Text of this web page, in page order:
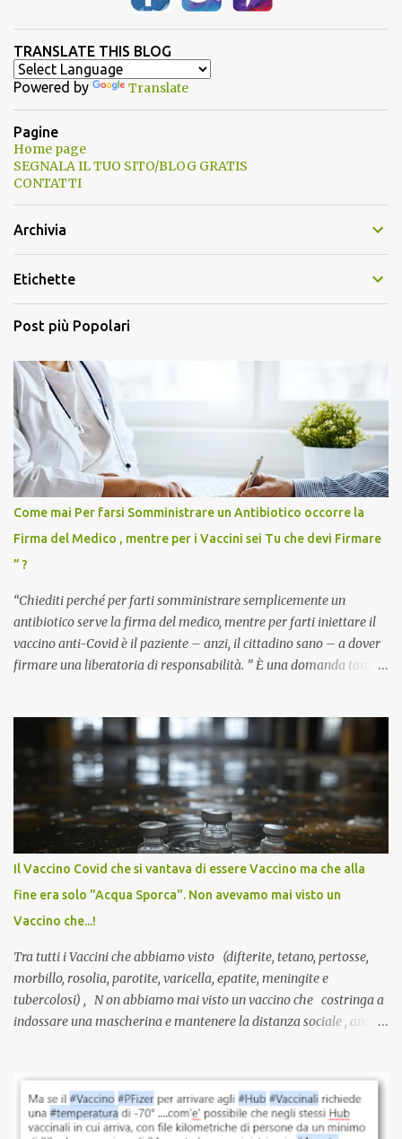
TRANSLATE THIS BLOG
Powered by Translate
Pagine
Home page
SEGNALA IL TUO SITO/BLOG GRATIS
CONTATTI
Archivia
Etichette
Post più Popolari
Come mai Per farsi Somministrare un Antibiotico occorre la
Firma del Medico , mentre per i Vaccini sei Tu che devi Firmare
” ?
“Chiediti perché per farti somministrare semplicemente un
antibiotico serve la firma del medico, mentre per farti iniettare il
vaccino anti-Covid è il paziente – anzi, il cittadino sano – a dover
firmare una liberatoria di responsabilità. ” È una domanda tanto
pandemia. Un interrogativo che dovrebbe scuotere chiunque abbia
ancora il coraggio di pensare con la propria testa. Per il vaccino
anti-Covid, un pro-farmaco, con autorizzazione condizionata,
sviluppato in tempi record, con tecnologie mai utilizzate prima su
larga scala, ancora oggetto di studio e di discussione
internazionale serve solo una firma. La tua. Lo si somministra
anche a persone sane, giovani, senza fattori di rischio, spesso già
serve una prescrizione. Non c’è diagnosi. Non c’è presa in carico.
L’unico atto richiesto è una fi...
Il Vaccino Covid che si vantava di essere Vaccino ma che alla
fine era solo "Acqua Sporca". Non avevamo mai visto un
Vaccino che...!
Tra tutti i Vaccini che abbiamo visto (difterite, tetano, pertosse,
morbillo, rosolia, parotite, varicella, epatite, meningite e
tubercolosi) , N on abbiamo mai visto un vaccino che costringa a
indossare una mascherina e mantenere la distanza sociale , anche
sconti, incentivi per vaccinarsi. Non avevamo mai visto
discriminazioni per coloro che non l’hanno fatto. Se non sei stato